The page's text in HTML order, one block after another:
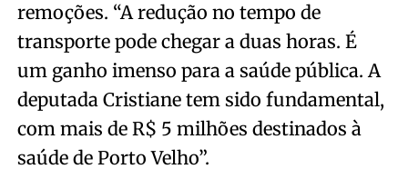
remoções. “A redução no tempo de
transporte pode chegar a duas horas. É
um ganho imenso para a saúde pública. A
deputada Cristiane tem sido fundamental,
com mais de R$ 5 milhões destinados à
saúde de Porto Velho”.